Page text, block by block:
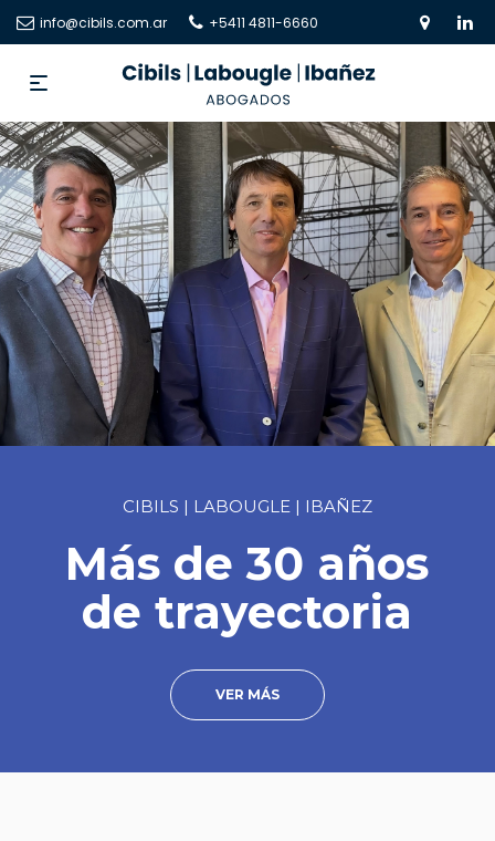
info@cibils.com.ar +5411 4811-6660
VER MÁS
CIBILS | LABOUGLE | IBAÑEZ
Más de 30 años
de trayectoria